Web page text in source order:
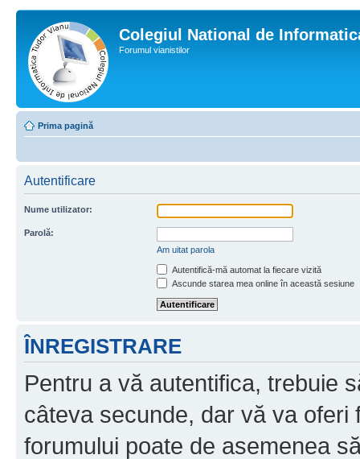
Colegiul National de
Forumul vianistilor
Prima pagină
Autentificare
Nume utilizator:
Parolă:
Am uitat parola
Autentifică-mă automat la fiecare vizită
Ascunde starea mea online în această sesiune
ÎNREGISTRARE
Pentru a vă autentifica, trebuie
câteva secunde, dar vă va oferi
forumului poate de asemenea